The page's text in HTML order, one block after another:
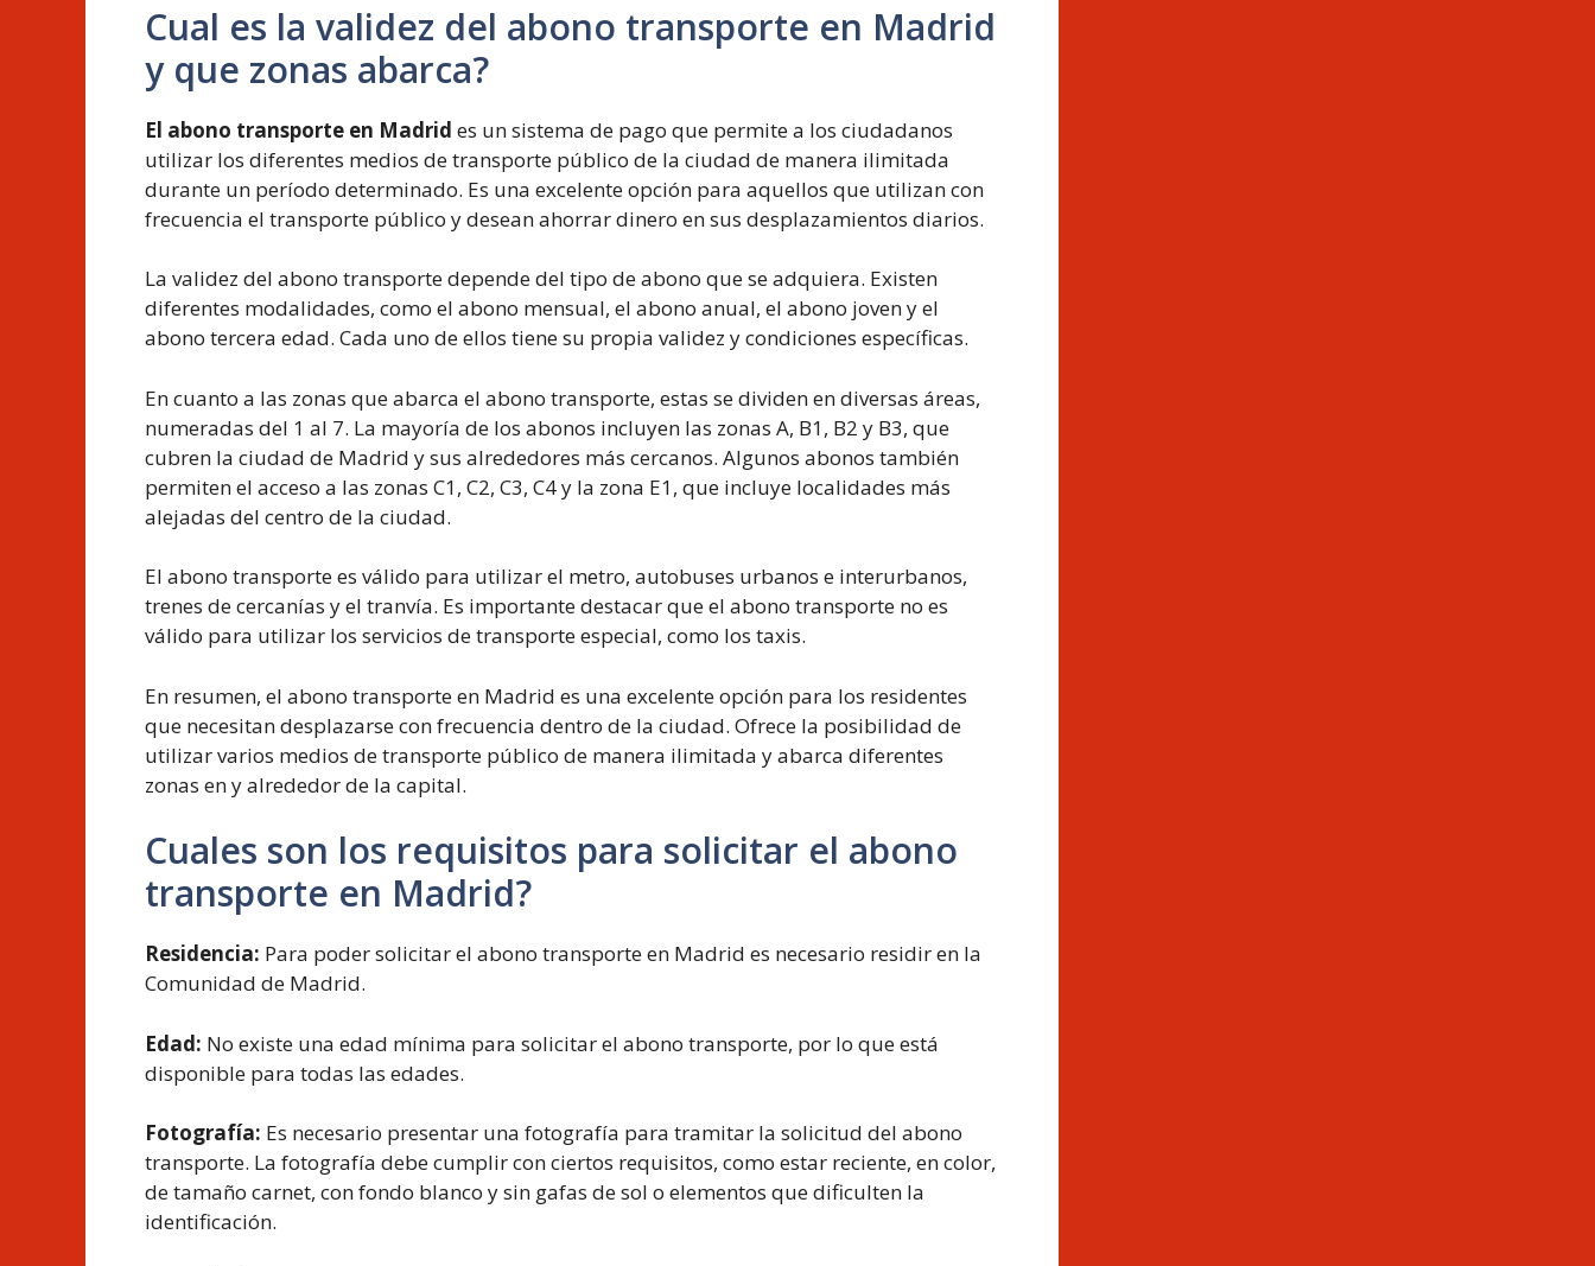
Cual es la validez del abono transporte en Madrid
y que zonas abarca?
El abono transporte en Madrid es un sistema de pago que permite a los ciudadanos
utilizar los diferentes medios de transporte público de la ciudad de manera ilimitada
durante un período determinado. Es una excelente opción para aquellos que utilizan con
frecuencia el transporte público y desean ahorrar dinero en sus desplazamientos diarios.
La validez del abono transporte depende del tipo de abono que se adquiera. Existen
diferentes modalidades, como el abono mensual, el abono anual, el abono joven y el
abono tercera edad. Cada uno de ellos tiene su propia validez y condiciones específicas.
En cuanto a las zonas que abarca el abono transporte, estas se dividen en diversas áreas,
numeradas del 1 al 7. La mayoría de los abonos incluyen las zonas A, B1, B2 y B3, que
cubren la ciudad de Madrid y sus alrededores más cercanos. Algunos abonos también
permiten el acceso a las zonas C1, C2, C3, C4 y la zona E1, que incluye localidades más
alejadas del centro de la ciudad.
El abono transporte es válido para utilizar el metro, autobuses urbanos e interurbanos,
trenes de cercanías y el tranvía. Es importante destacar que el abono transporte no es
válido para utilizar los servicios de transporte especial, como los taxis.
En resumen, el abono transporte en Madrid es una excelente opción para los residentes
que necesitan desplazarse con frecuencia dentro de la ciudad. Ofrece la posibilidad de
utilizar varios medios de transporte público de manera ilimitada y abarca diferentes
zonas en y alrededor de la capital.
Cuales son los requisitos para solicitar el abono
transporte en Madrid?
Residencia: Para poder solicitar el abono transporte en Madrid es necesario residir en la
Comunidad de Madrid.
Edad: No existe una edad mínima para solicitar el abono transporte, por lo que está
disponible para todas las edades.
Fotografía: Es necesario presentar una fotografía para tramitar la solicitud del abono
transporte. La fotografía debe cumplir con ciertos requisitos, como estar reciente, en color,
de tamaño carnet, con fondo blanco y sin gafas de sol o elementos que dificulten la
identificación.